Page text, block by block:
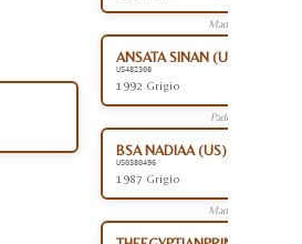
Madre
ANSATA SINAN (US)
US482308
1992 Grigio
Padre
BSA NADIAA (US)
US0380496
1987 Grigio
Madre